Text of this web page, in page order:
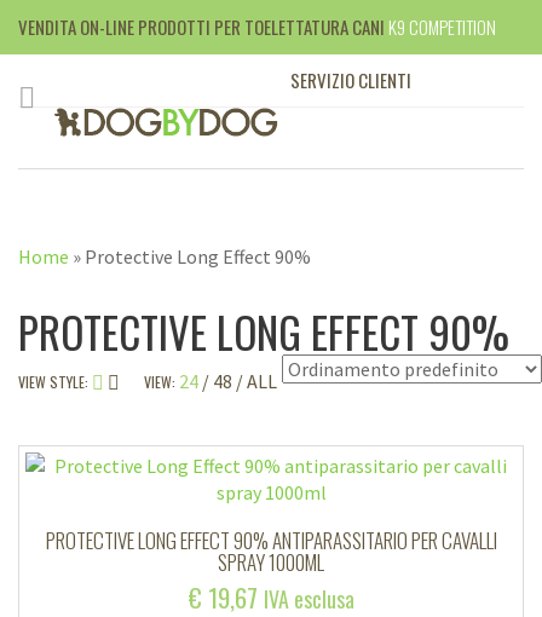
VENDITA ON-LINE PRODOTTI PER TOELETTATURA CANI K9 COMPETITION
SERVIZIO CLIENTI
Home » Protective Long Effect 90%
PROTECTIVE LONG EFFECT 90%
VIEW STYLE: VIEW: 24 48 ALL
PROTECTIVE LONG EFFECT 90% ANTIPARASSITARIO PER CAVALLI
SPRAY 1000ML
€ 19,67 IVA esclusa